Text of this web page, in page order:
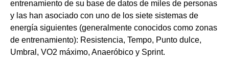
entrenamiento de su base de datos de miles de personas
y las han asociado con uno de los siete sistemas de
energía siguientes (generalmente conocidos como zonas
de entrenamiento): Resistencia, Tempo, Punto dulce,
Umbral, VO2 máximo, Anaeróbico y Sprint.